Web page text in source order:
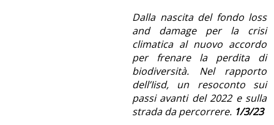
Dalla nascita del fondo loss
and damage per la crisi
climatica al nuovo accordo
per frenare la perdita di
biodiversità. Nel rapporto
dell’Iisd, un resoconto sui
passi avanti del 2022 e sulla
strada da percorrere. 1/3/23